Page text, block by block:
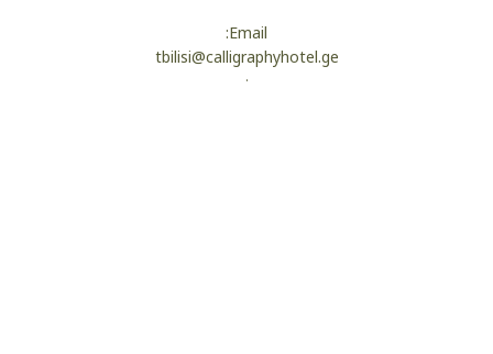
Email:
tbilisi@calligraphyhotel.ge
.